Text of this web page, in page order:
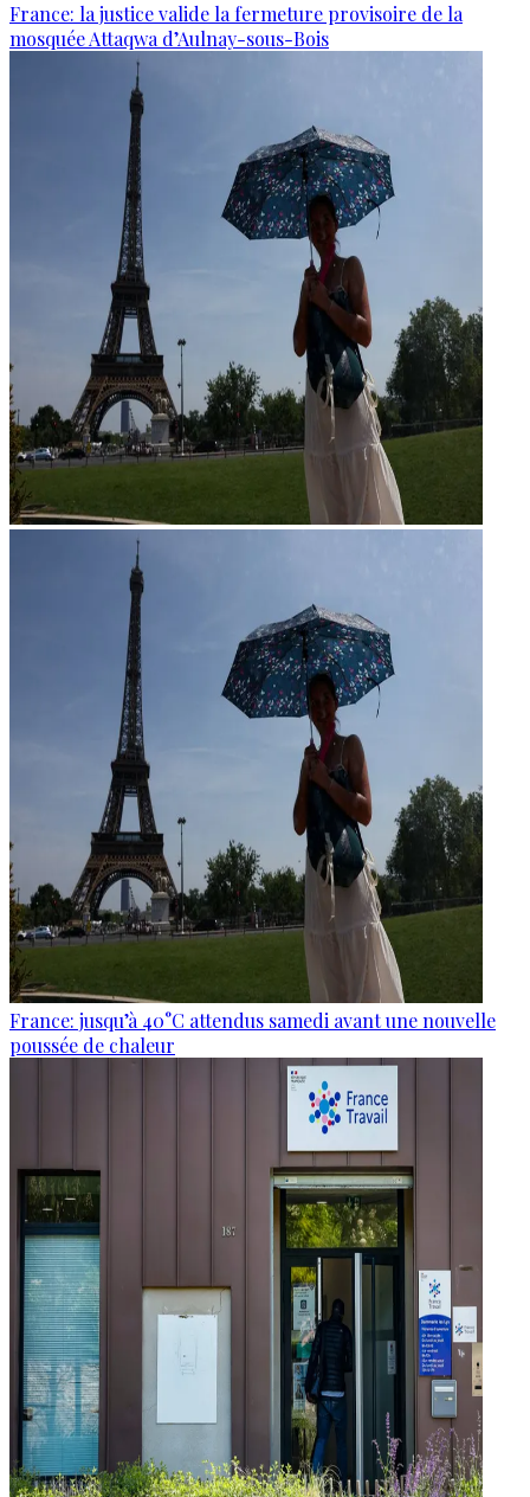
France: la justice valide la fermeture provisoire de la
mosquée Attaqwa d’Aulnay-sous-Bois
France: jusqu’à 40°C attendus samedi avant une nouvelle
poussée de chaleur